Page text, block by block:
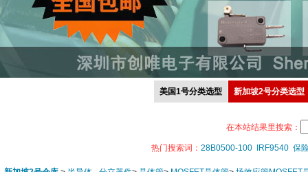
美国1号分类选型 新加坡2号分类选型
在本站结果里搜索：
热门搜索词： 28B0500-100 IRF9540 保